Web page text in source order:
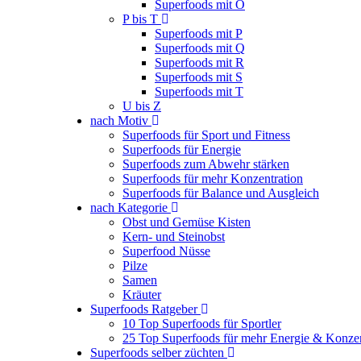
Superfoods mit O
P bis T
Superfoods mit P
Superfoods mit Q
Superfoods mit R
Superfoods mit S
Superfoods mit T
U bis Z
nach Motiv
Superfoods für Sport und Fitness
Superfoods für Energie
Superfoods zum Abwehr stärken
Superfoods für mehr Konzentration
Superfoods für Balance und Ausgleich
nach Kategorie
Obst und Gemüse Kisten
Kern- und Steinobst
Superfood Nüsse
Pilze
Samen
Kräuter
Superfoods Ratgeber
10 Top Superfoods für Sportler
25 Top Superfoods für mehr Energie &
Superfoods selber züchten